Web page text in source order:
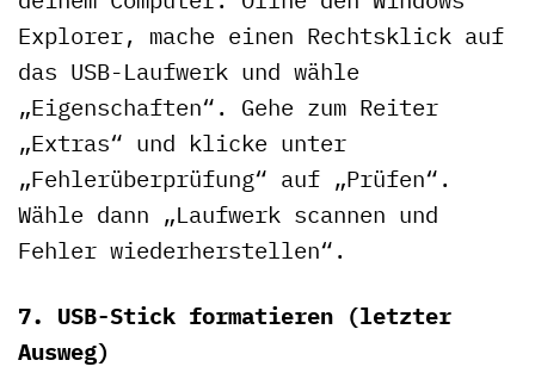
Explorer, mache einen Rechtsklick auf
das USB-Laufwerk und wähle
„Eigenschaften“. Gehe zum Reiter
„Extras“ und klicke unter
„Fehlerüberprüfung“ auf „Prüfen“.
Wähle dann „Laufwerk scannen und
Fehler wiederherstellen“.
7. USB-Stick formatieren (letzter
Ausweg)